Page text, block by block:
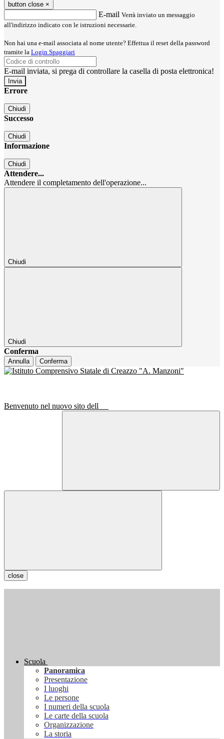
button close ×
E-mail Verrà inviato un messaggio
all'indirizzo indicato con le istruzioni necessarie.
Non hai una e-mail associata al nome utente? Effettua il reset della password
tramite la Login Spaggiari
E-mail inviata, si prega di controllare la casella di posta elettronica!
Errore
Chiudi
Successo
Chiudi
Informazione
Chiudi
Attendere...
Attendere il completamento dell'operazione...
Chiudi
Chiudi
Conferma
Annulla Conferma
Benvenuto nel nuovo sito dell
close
Scuola
Panoramica
Presentazione
I luoghi
Le persone
I numeri della scuola
Le carte della scuola
Organizzazione
La storia